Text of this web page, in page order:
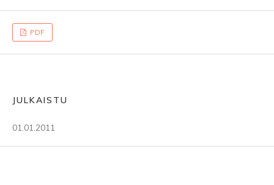
PDF
JULKAISTU
01.01.2011